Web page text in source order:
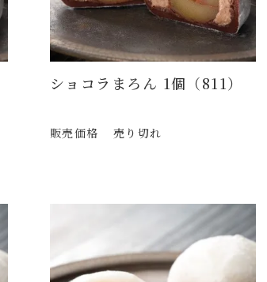
ショコラまろん 1個（811）
販売価格 売り切れ